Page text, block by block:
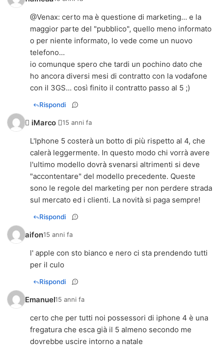
@Venax: certo ma è questione di marketing... e la
maggior parte del "pubblico", quello meno informato
o per niente informato, lo vede come un nuovo
telefono...
io comunque spero che tardi un pochino dato che
ho ancora diversi mesi di contratto con la vodafone
con il 3GS... così finito il contratto passo al 5 ;)
Rispondi
 iMarco 15 anni fa
L'Iphone 5 costerà un botto di più rispetto al 4, che
calerà leggermente. In questo modo chi vorrà avere
l'ultimo modello dovrà svenarsi altrimenti si deve
"accontentare" del modello precedente. Queste
sono le regole del marketing per non perdere strada
sul mercato ed i clienti. La novità si paga sempre!
Rispondi
aifon15 anni fa
l' apple con sto bianco e nero ci sta prendendo tutti
per il culo
Rispondi
Emanuel15 anni fa
certo che per tutti noi possessori di iphone 4 è una
fregatura che esca già il 5 almeno secondo me
dovrebbe uscire intorno a natale